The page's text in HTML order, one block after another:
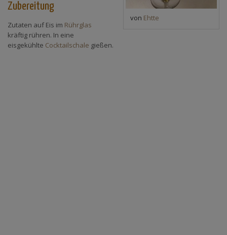
von Ehtte
Zubereitung
Zutaten auf Eis im Rührglas
kräftig rühren. In eine
eisgekühlte Cocktailschale gießen.